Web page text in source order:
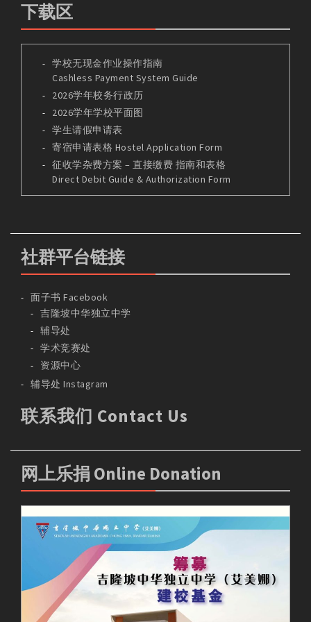
下载区
学校无现金作业操作指南
Cashless Payment System Guide
2026学年校务行政历
2026学年学校平面图
学生请假申请表
寄宿申请表格 Hostel Application Form
征收学杂费方案 – 直接缴费 指南和表格
Direct Debit Guide & Authorization Form
社群平台链接
面子书 Facebook
吉隆坡中华独立中学
辅导处
学术竞赛处
资源中心
辅导处 Instagram
联系我们 Contact Us
网上乐捐 Online Donation